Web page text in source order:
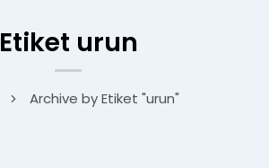
Etiket urun
Archive by Etiket "urun"